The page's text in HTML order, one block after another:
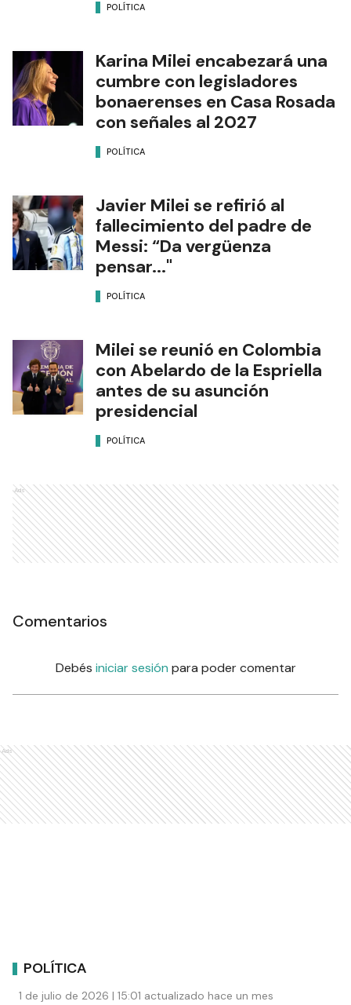
POLÍTICA
Karina Milei encabezará una
cumbre con legisladores
bonaerenses en Casa Rosada
con señales al 2027
POLÍTICA
Javier Milei se refirió al
fallecimiento del padre de
Messi: “Da vergüenza
pensar..."
POLÍTICA
Milei se reunió en Colombia
con Abelardo de la Espriella
antes de su asunción
presidencial
POLÍTICA
Ads
Comentarios
Debés iniciar sesión para poder comentar
Ads
POLÍTICA
1 de julio de 2026 | 15:01 actualizado hace un mes